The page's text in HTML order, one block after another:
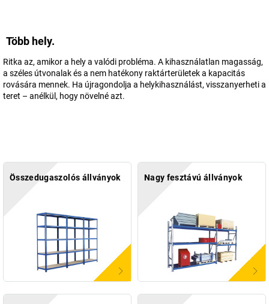
Több hely.
Ritka az, amikor a hely a valódi probléma. A kihasználatlan magasság,
a széles útvonalak és a nem hatékony raktárterületek a kapacitás
rovására mennek. Ha újragondolja a helykihasználást, visszanyerheti a
teret – anélkül, hogy növelné azt.
Összedugaszolós állványok Nagy fesztávú állványok